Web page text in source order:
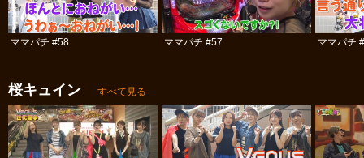
ママパチ #58 ママパチ #57 ママパチ
桜キュイン すべて見る